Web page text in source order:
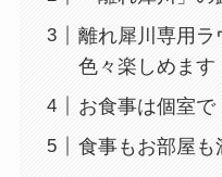
離れ犀川専用
色々楽しめます
お食事は個室で
食事もお部屋も